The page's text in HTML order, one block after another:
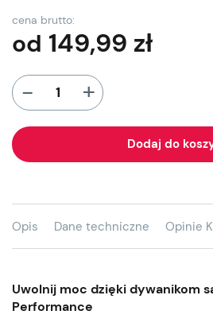
cena brutto:
od 149,99 zł
- +
Dodaj do
Opis Dane techniczne Opinie
Uwolnij moc dzięki dywanikom
Performance